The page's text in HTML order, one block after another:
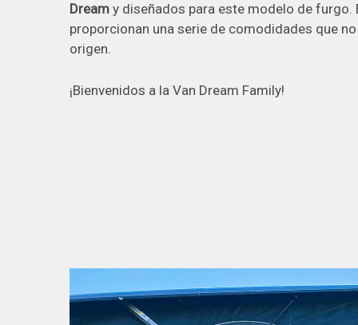
Dream y diseñados para este modelo de furgo.
proporcionan una serie de comodidades que
origen.
¡Bienvenidos a la Van Dream Family!